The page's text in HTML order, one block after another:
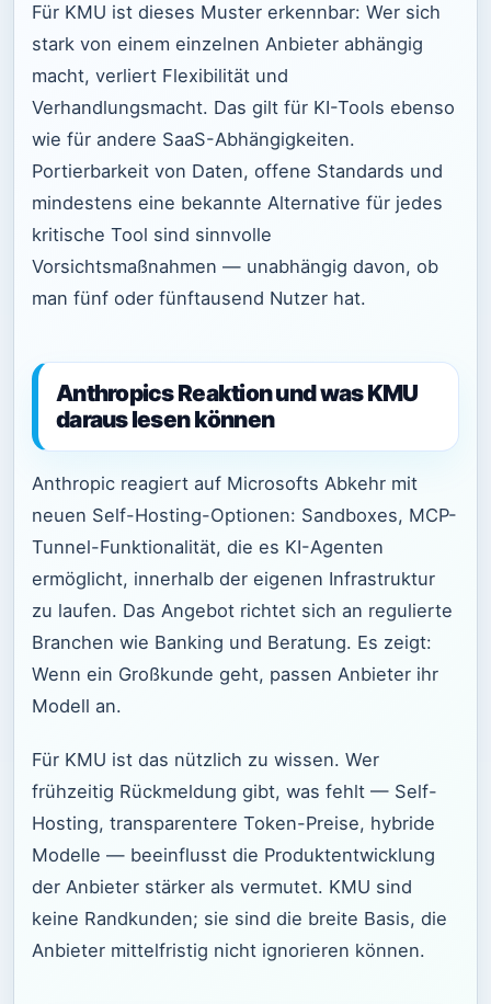
Für KMU ist dieses Muster erkennbar: Wer sich
stark von einem einzelnen Anbieter abhängig
macht, verliert Flexibilität und
Verhandlungsmacht. Das gilt für KI-Tools ebenso
wie für andere SaaS-Abhängigkeiten.
Portierbarkeit von Daten, offene Standards und
mindestens eine bekannte Alternative für jedes
kritische Tool sind sinnvolle
Vorsichtsmaßnahmen — unabhängig davon, ob
man fünf oder fünftausend Nutzer hat.
Anthropics Reaktion und was KMU
daraus lesen können
Anthropic reagiert auf Microsofts Abkehr mit
neuen Self-Hosting-Optionen: Sandboxes, MCP-
Tunnel-Funktionalität, die es KI-Agenten
ermöglicht, innerhalb der eigenen Infrastruktur
zu laufen. Das Angebot richtet sich an regulierte
Branchen wie Banking und Beratung. Es zeigt:
Wenn ein Großkunde geht, passen Anbieter ihr
Modell an.
Für KMU ist das nützlich zu wissen. Wer
frühzeitig Rückmeldung gibt, was fehlt — Self-
Hosting, transparentere Token-Preise, hybride
Modelle — beeinflusst die Produktentwicklung
der Anbieter stärker als vermutet. KMU sind
keine Randkunden; sie sind die breite Basis, die
Anbieter mittelfristig nicht ignorieren können.